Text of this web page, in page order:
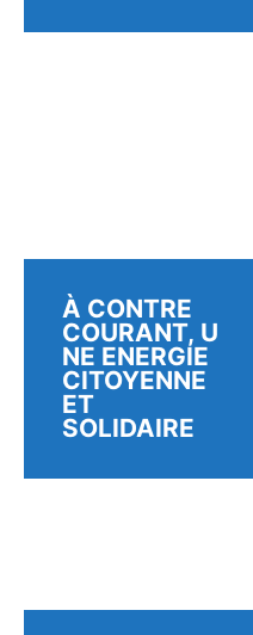
À CONTRE
COURANT, U
NE ENERGIE
CITOYENNE
ET
SOLIDAIRE